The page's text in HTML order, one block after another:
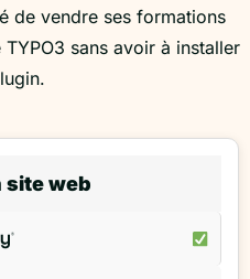
de vendre ses formations
sans avoir à installer
site web